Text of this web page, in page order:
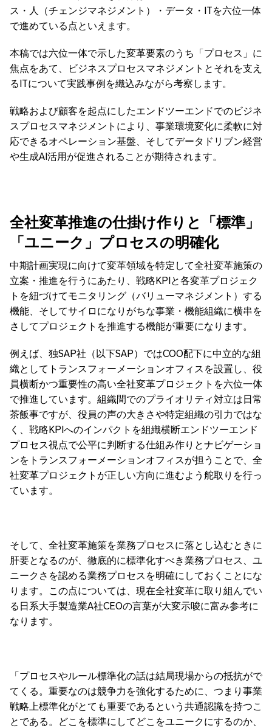
ス・人（チェンジマネジメント）・データ・ITを六位一体
で進めている点といえます。
本稿では六位一体で示した変革要素のうち「プロセス」に
焦点をあて、ビジネスプロセスマネジメントとそれを支え
るITについて実践事例を織込みながら考察します。
戦略および顧客を起点にしたエンドツーエンドでのビジネ
スプロセスマネジメントにより、事業環境変化に柔軟に対
応できるオペレーション基盤、そしてデータドリブン経営
や生成AI活用が促進されることが期待されます。
全社変革推進の仕掛け作りと「標準」
「ユニーク」プロセスの明確化
中期計画実現に向けて変革領域を特定して全社変革施策の
立案・推進を行うにあたり、戦略KPIと各変革プロジェク
トを紐づけてモニタリング（バリューマネジメント）する
機能、そしてサイロになりがちな事業・機能組織に横串を
さしてプロジェクトを推進する機能が重要になります。
例えば、独SAP社（以下SAP）ではCOO配下に中立的な組
織としてトランスフォーメーションオフィスを設置し、役
員横断かつ重要性の高い全社変革プロジェクトを六位一体
で推進しています。組織間でのプライオリティ対立は日常
茶飯事ですが、役員の声の大きさや特定組織の引力ではな
く、戦略KPIへのインパクトを組織横断エンドツーエンド
プロセス視点で公平に判断する仕組み作りとナビゲーショ
ンをトランスフォーメーションオフィスが担うことで、全
社変革プロジェクトが正しい方向に進むよう舵取りを行っ
ています。
そして、全社変革施策を業務プロセスに落とし込むときに
肝要となるのが、徹底的に標準化すべき業務プロセス、ユ
ニークさを認める業務プロセスを明確にしておくことにな
ります。この点については、現在全社変革に取り組んでい
る日系大手製造業A社CEOの言葉が大変示唆に富み参考に
なります。
「プロセスやルール標準化の話は結局現場からの抵抗がで
てくる。重要なのは競争力を強化するために、つまり事業
戦略上標準化がとても重要であるという共通認識を持つこ
とである。どこを標準にしてどこをユニークにするのか、